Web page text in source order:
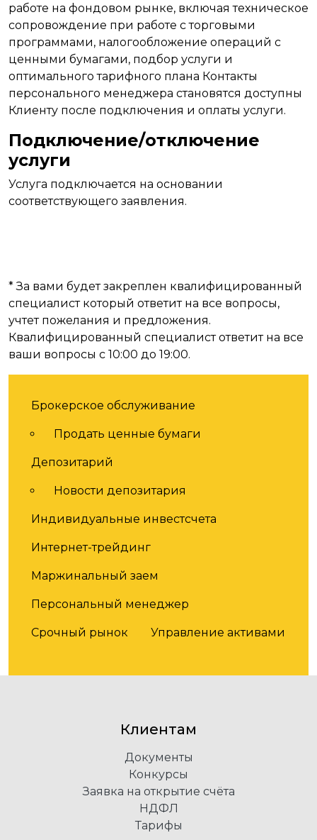
работе на фондовом рынке, включая техническое
сопровождение при работе с торговыми
программами, налогообложение операций с
ценными бумагами, подбор услуги и
оптимального тарифного плана Контакты
персонального менеджера становятся доступны
Клиенту после подключения и оплаты услуги.
Подключение/отключение
услуги
Услуга подключается на основании
соответствующего заявления.
* За вами будет закреплен квалифицированный
специалист который ответит на все вопросы,
учтет пожелания и предложения.
Квалифицированный специалист ответит на все
ваши вопросы с 10:00 до 19:00.
Услуги
Брокерское обслуживание
Продать ценные бумаги
Депозитарий
Новости депозитария
Индивидуальные инвестсчета
Интернет-трейдинг
Маржинальный заем
Персональный менеджер
Срочный рынок Управление активами
Клиентам
Документы
Конкурсы
Заявка на открытие счёта
НДФЛ
Тарифы